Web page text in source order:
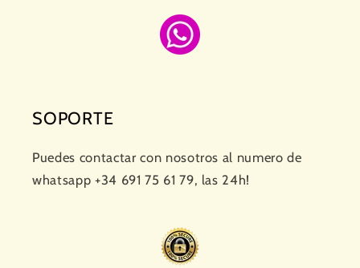
SOPORTE
Puedes contactar con nosotros al numero de
whatsapp +34 691 75 61 79, las 24h!